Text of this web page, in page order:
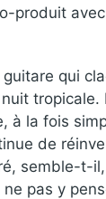
produit
guitare qui
tropicale.
à la fois
de
semble-t-
pas y